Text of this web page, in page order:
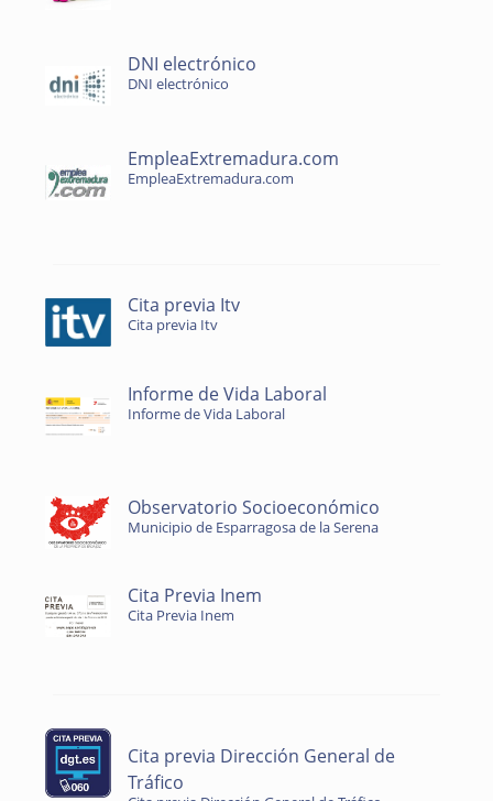
DNI electrónico
DNI electrónico
EmpleaExtremadura.com
EmpleaExtremadura.com
Cita previa Itv
Cita previa Itv
Informe de Vida Laboral
Informe de Vida Laboral
Observatorio Socioeconómico
Municipio de Esparragosa de la Serena
Cita Previa Inem
Cita Previa Inem
Cita previa Dirección General de
Tráfico